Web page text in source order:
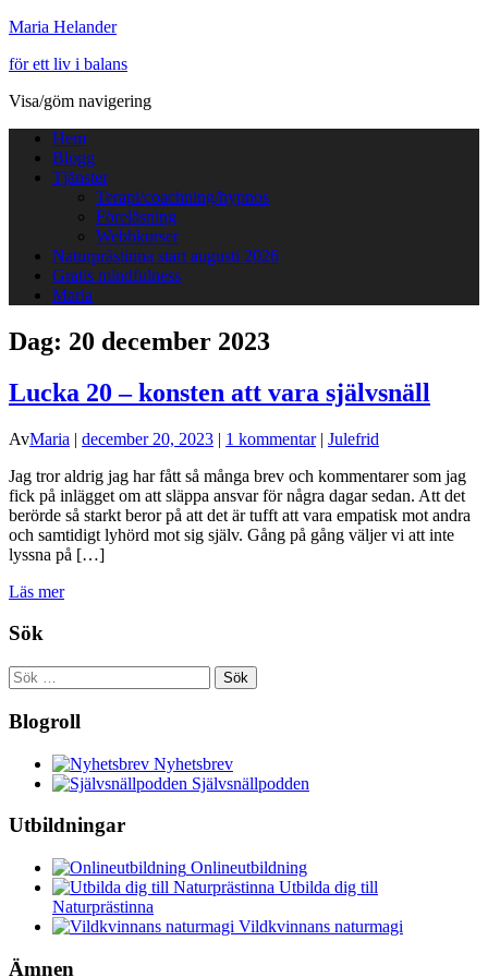
Maria Helander
för ett liv i balans
Visa/göm navigering
Hem
Blogg
Tjänster
Terapi/coachning/hypnos
Föreläsning
Webbkurser
Naturprästinna start augusti 2026
Gratis mindfulness
Maria
Dag: 20 december 2023
Lucka 20 – konsten att vara självsnäll
AvMaria | december 20, 2023 | 1 kommentar| Julefrid
Jag tror aldrig jag har fått så många brev och kommentarer som jag
fick på inlägget om att släppa ansvar för några dagar sedan. Att det
berörde så starkt beror på att det är tufft att vara empatisk mot andra
och samtidigt lyhörd mot sig själv. Gång på gång väljer vi att inte
lyssna på […]
Läs mer
Sök
Sök
efter:
Blogroll
Nyhetsbrev
Självsnällpodden
Utbildningar
Onlineutbildning
Utbilda dig till
Naturprästinna
Vildkvinnans naturmagi
Ämnen